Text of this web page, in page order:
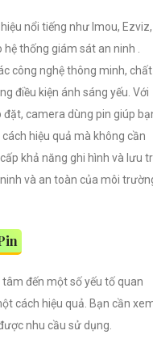
nổi tiếng như Imou, Ezviz,
thống giám sát an ninh .
công nghệ thông minh, chất
điều kiện ánh sáng yếu. Với
camera dùng pin giúp
hiệu quả mà không cần
khả năng ghi hình và lưu
và an toàn của môi
đến một số yếu tố quan
cách hiệu quả. Bạn cần
nhu cầu sử dụng.